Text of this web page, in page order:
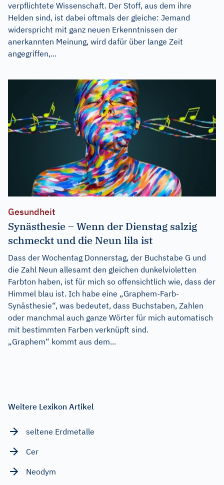
verpflichtete Wissenschaft. Der Stoff, aus dem ihre
Helden sind, ist dabei oftmals der gleiche: Jemand
widerspricht mit ganz neuen Erkenntnissen der
anerkannten Meinung, wird dafür über lange Zeit
angegriffen,...
Gesundheit
Synästhesie – Wenn der Dienstag salzig
schmeckt und die Neun lila ist
Dass der Wochentag Donnerstag, der Buchstabe G und
die Zahl Neun allesamt den gleichen dunkelvioletten
Farbton haben, ist für mich so offensichtlich wie, dass der
Himmel blau ist. Ich habe eine „Graphem-Farb-
Synästhesie“, was bedeutet, dass Buchstaben, Zahlen
oder manchmal auch ganze Wörter für mich automatisch
mit bestimmten Farben verknüpft sind.
„Graphem“ kommt aus dem...
Weitere Lexikon Artikel
seltene Erdmetalle
Cer
Neodym